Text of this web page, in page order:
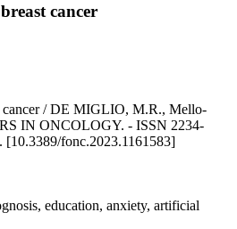
cancer
cancer / DE MIGLIO, M.R., Mello-
IN ONCOLOGY. - ISSN 2234-
fonc.2023.1161583]
education, anxiety, artificial